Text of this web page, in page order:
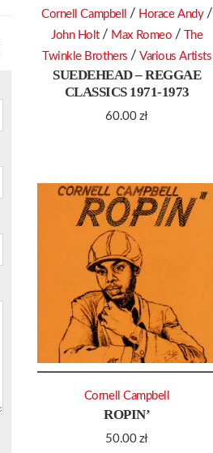
SUEDEHEAD – REGGAE
CLASSICS 1971-1973
60.00 zł
Cornell Campbell / Horace Andy /
John Holt / Max Romeo / The
Twinkle Brothers /Various Artists
ROPIN’
50.00 zł
Cornell Campbell